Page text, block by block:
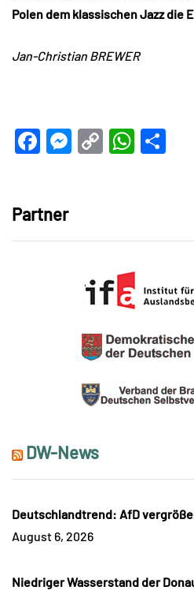
Polen dem klassischen Jazz die
Jan-Christian BREWER
Facebook
Messenger
Copy
Partner
DW-News
Deutschlandtrend: AfD
August 6, 2026
Niedriger Wasserstand der